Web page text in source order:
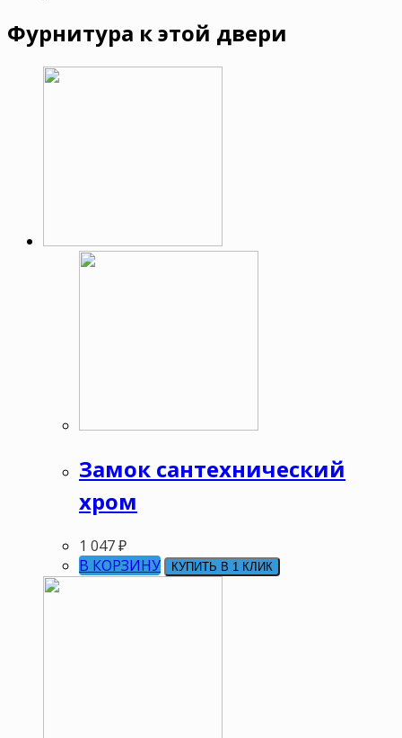
Фурнитура к этой двери
Замок сантехнический
хром
1 047₽
В КОРЗИНУ
КУПИТЬ В 1 КЛИК